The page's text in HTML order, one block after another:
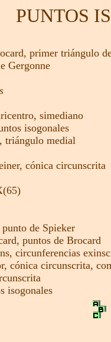
PUNTOS
primer triángulo
Gergonne
simediano
isogonales
triángulo medial
, cónica circunscrita
punto de Spieker
, puntos de Brocard
, circunferencias
cónica circunscrita,
isogonales